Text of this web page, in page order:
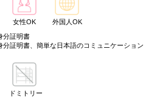
女性OK
外国人OK
分証明書
分証明書、簡単な日本語のコミュニケーション
ドミトリー